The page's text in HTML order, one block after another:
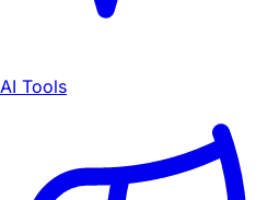
AI Tools